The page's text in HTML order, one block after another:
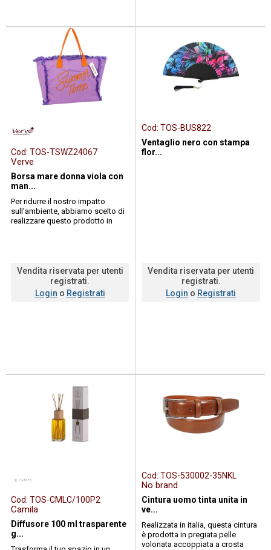
Cod: TOS-TSWZ24067
Verve
Borsa mare donna viola con
man...
Per ridurre il nostro impatto
sull'ambiente, abbiamo scelto di
realizzare questo prodotto in
Vendita riservata per utenti
registrati.
Login o Registrati
Cod: TOS-BUS822
Ventaglio nero con stampa
flor...
Vendita riservata per utenti
registrati.
Login o Registrati
Cod: TOS-CMLC/100P2
Camila
Diffusore 100 ml trasparente
g...
Cod: TOS-530002-35NKL
No brand
Cintura uomo tinta unita in
ve...
Realizzata in italia, questa cintura
è prodotta in pregiata pelle
volonata accoppiata a crosta